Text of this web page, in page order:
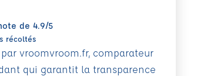
de 4.9/5
récoltés
vroomvroom.fr, comparateur
qui garantit la transparence